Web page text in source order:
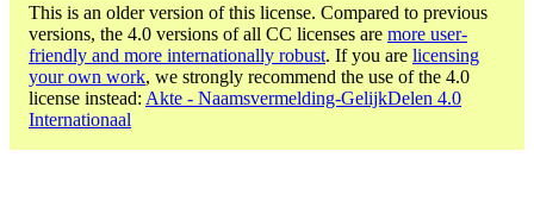
This is an older version of this license. Compared to previous
versions, the 4.0 versions of all CC licenses are more user-
friendly and more internationally robust. If you are licensing
your own work, we strongly recommend the use of the 4.0
license instead: Akte - Naamsvermelding-GelijkDelen 4.0
Internationaal